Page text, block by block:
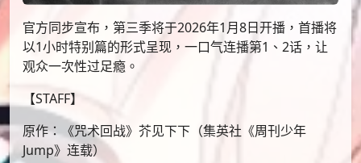
官方同步宣布，第三季将于2026年1月8日开播，首播将
以1小时特别篇的形式呈现，一口气连播第1、2话，让
观众一次性过足瘾。
【STAFF】
原作：《咒术回战》芥见下下（集英社《周刊少年
Jump》连载）